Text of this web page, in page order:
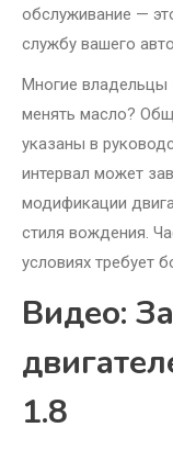
обслуживание —
службу вашего
Многие владельцы
менять масло?
указаны в
интервал может
модификации
стиля вождения.
условиях требует
Видео:
1.8